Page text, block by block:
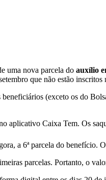
uma nova parcela do auxílio
que não estão
(exceto os do
aplicativo Caixa Tem. Os
a 6ª parcela do
parcelas. Portanto, o